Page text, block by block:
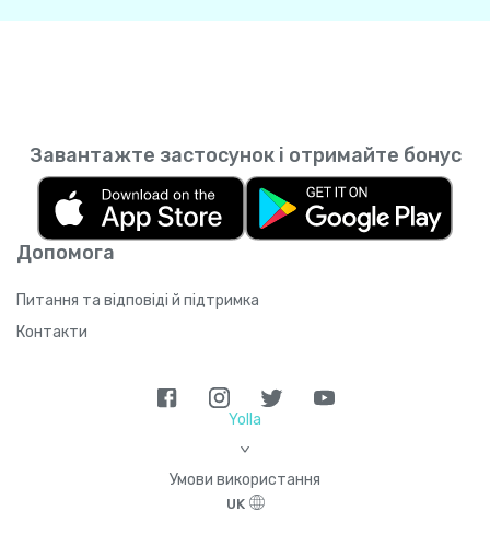
Допомога
Питання та відповіді й підтримка
Контакти
Завантажте застосунок і отримайте бонус
Yolla
>
Умови використання
UK